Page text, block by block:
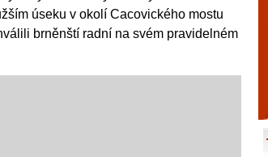
úseku v okolí Cacovického mostu
brněnští radní na svém pravidelném
divadla a univerzity. Mimo jiné je ale také
kde si můžete legálně a bezpečně vyzkoušet
hry. V neustále kvetoucí moravské